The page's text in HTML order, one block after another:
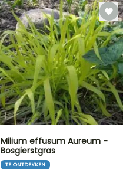
Milium effusum Aureum -
Bosgierstgras
TE ONTDEKKEN